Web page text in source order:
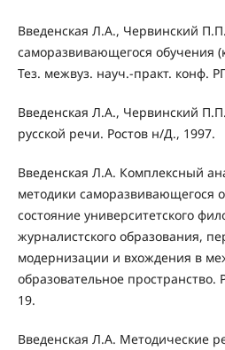
Введенская Л.А., Червинский
саморазвивающегося обучения
Тез. межвуз. науч.-практ. конф.
Введенская Л.А., Червинский
русской речи. Ростов н/Д., 1997.
Введенская Л.А. Комплексный
методики саморазвивающегося
состояние университетского
журналистского образования,
модернизации и вхождения в
образовательное пространство.
19.
Введенская Л.А. Методические